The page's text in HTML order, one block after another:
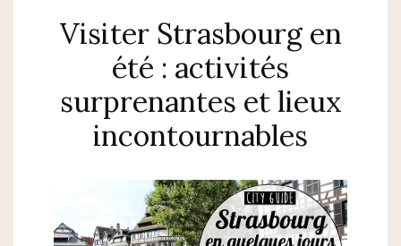
Visiter Strasbourg en
été : activités
surprenantes et lieux
incontournables